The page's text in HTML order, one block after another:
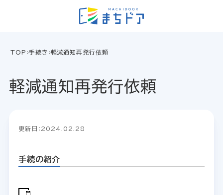
TOP 手続き 軽減通知再発行依頼
軽減通知再発行依頼
更新日：2024.02.28
手続の紹介